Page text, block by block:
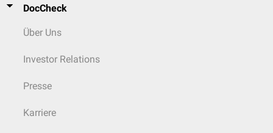
DocCheck
Über Uns
Investor Relations
Presse
Karriere